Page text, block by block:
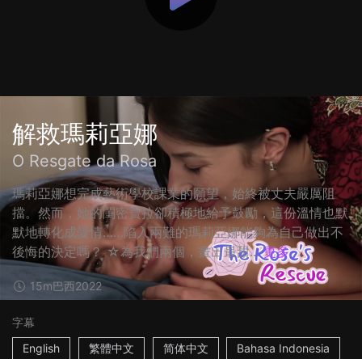
解救瑪莉亞娜
O Resgate da Rosa
瑪莉亞娜想完成藝術學校課業的願望，始終被丈夫嚴厲阻
擋。然而，她的閨密寶拉卻積極地給予鼓勵，這份溫情也默
默地轉化成愛情……陷入兩難的瑪莉亞娜能夠為自己做出不
後悔的決定嗎？ ☆為我們兩個，畫出最甜... 更多
15m巴西2022
字幕
English
繁體中文 简体中文 Bahasa Indonesia